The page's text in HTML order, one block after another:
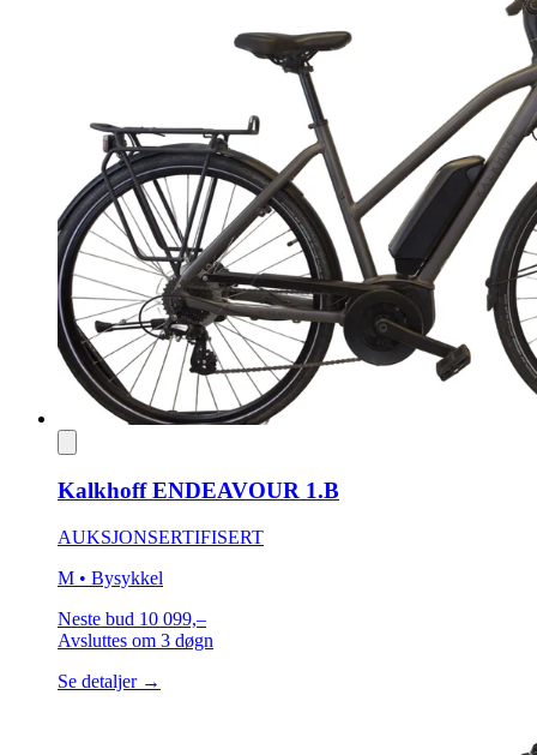
Kalkhoff ENDEAVOUR 1.B
AUKSJONSERTIFISERT
M • Bysykkel
Neste bud 10 099,–
Avsluttes om 3 døgn
Se detaljer →